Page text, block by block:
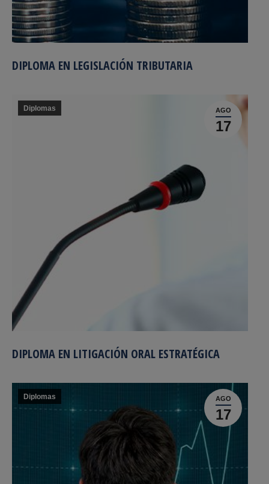
DIPLOMA EN LEGISLACIÓN TRIBUTARIA
AGO
17
Diplomas
DIPLOMA EN LITIGACIÓN ORAL ESTRATÉGICA
AGO
17
Diplomas